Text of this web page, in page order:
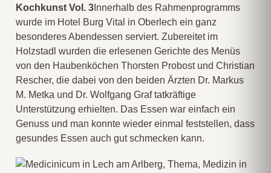
Kochkunst Vol. 3 Innerhalb des Rahmenprogramms
wurde im Hotel Burg Vital in Oberlech ein ganz
besonderes Abendessen serviert. Zubereitet im
Holzstadl wurden die erlesenen Gerichte des Menüs
von den Haubenköchen Thorsten Probost und Christian
Rescher, die dabei von den beiden Ärzten Dr. Markus
M. Metka und Dr. Wolfgang Graf tatkräftige
Unterstützung erhielten. Das Essen war einfach ein
Genuss und man konnte wieder einmal feststellen, dass
gesundes Essen auch gut schmecken kann.